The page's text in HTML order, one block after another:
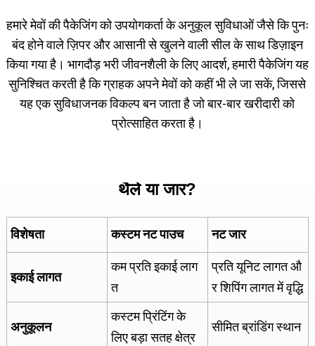
हमारे मेवों की पैकेजिंग को उपयोगकर्ता के अनुकूल सुविधाओं जैसे कि पुनः
बंद होने वाले ज़िपर और आसानी से खुलने वाली सील के साथ डिज़ाइन
किया गया है। भागदौड़ भरी जीवनशैली के लिए आदर्श, हमारी पैकेजिंग यह
सुनिश्चित करती है कि ग्राहक अपने मेवों को कहीं भी ले जा सकें, जिससे
यह एक सुविधाजनक विकल्प बन जाता है जो बार-बार खरीदारी को
प्रोत्साहित करता है।
थैले या जार?
विशेषता कस्टम नट पाउच नट जार
इकाई लागत
कम प्रति इकाई लाग
त
प्रति यूनिट लागत औ
र शिपिंग लागत में वृद्धि
अनुकूलन
कस्टम प्रिंटिंग के
लिए बड़ा सतह क्षेत्र
सीमित ब्रांडिंग स्थान